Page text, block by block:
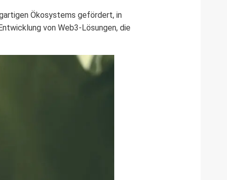
Ökosystems gefördert, in
von Web3-Lösungen, die